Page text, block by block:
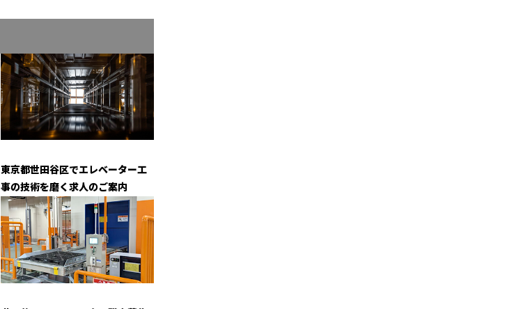
東京都世田谷区でエレベーター工
事の技術を磨く求人のご案内